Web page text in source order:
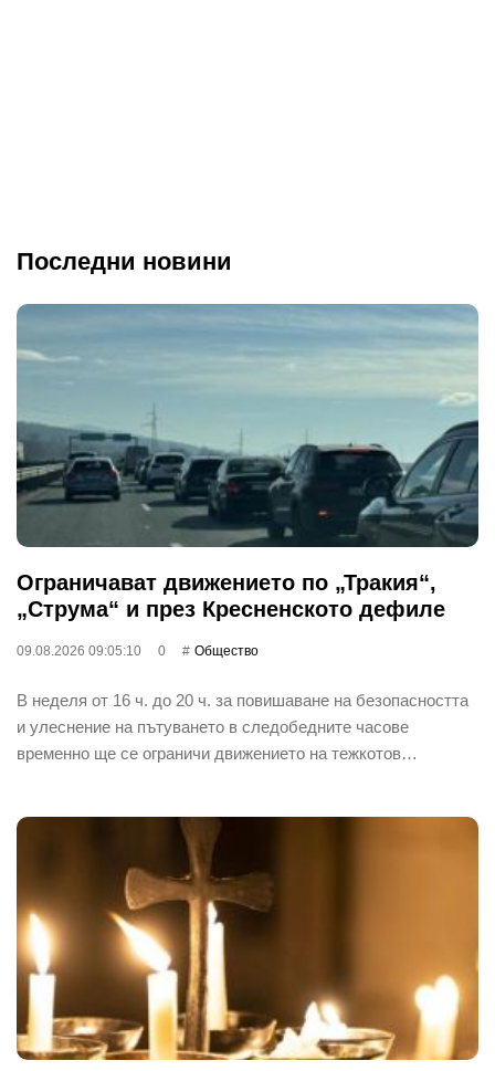
Последни новини
Ограничават движението по „Тракия“,
„Струма“ и през Кресненското дефиле
09.08.2026 09:05:10 0 Общество
В неделя от 16 ч. до 20 ч. за повишаване на безопасността
и улеснение на пътуването в следобедните часове
временно ще се ограничи движението на тежкотов…